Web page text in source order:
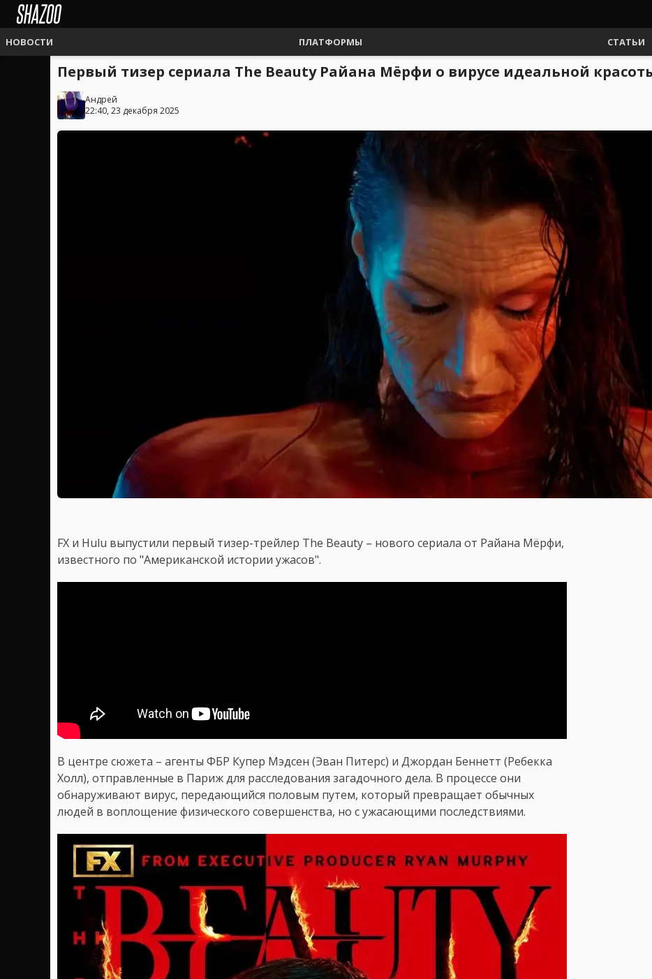
НОВОСТИ ПЛАТФОРМЫ СТАТЬИ
Первый тизер сериала The Beauty Райана Мёрфи о вирусе идеальной
Андрей
22:40, 23 декабря 2025
FX и Hulu выпустили первый тизер-трейлер The Beauty – нового сериала от Райана Мёрфи,
известного по "Американской истории ужасов".
В центре сюжета – агенты ФБР Купер Мэдсен (Эван Питерс) и Джордан Беннетт (Ребекка
Холл), отправленные в Париж для расследования загадочного дела. В процессе они
обнаруживают вирус, передающийся половым путем, который превращает обычных
людей в воплощение физического совершенства, но с ужасающими последствиями.